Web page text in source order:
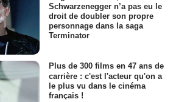
Schwarzenegger n’a pas eu le
droit de doubler son propre
personnage dans la saga
Terminator
Plus de 300 films en 47 ans de
carrière : c'est l'acteur qu'on a
le plus vu dans le cinéma
français !